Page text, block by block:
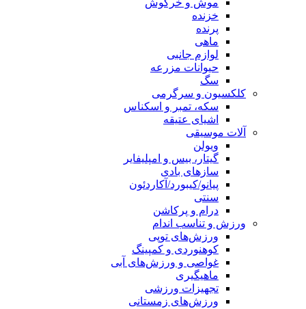
موش و خرگوش
خزنده
پرنده
ماهی
لوازم جانبی
حیوانات مزرعه
سگ
کلکسیون و سرگرمی
سکه، تمبر و اسکناس
اشیای عتیقه
آلات موسیقی
ویولن
گیتار، بیس و امپلیفایر
سازهای بادی
پیانو/کیبورد/آکاردئون
سنتی
درام و پرکاشن
ورزش و تناسب اندام
ورزش‌های توپی
کوهنوردی و کمپینگ
غواصی و ورزش‌های آبی
ماهیگیری
تجهیزات ورزشی
ورزش‌های زمستانی